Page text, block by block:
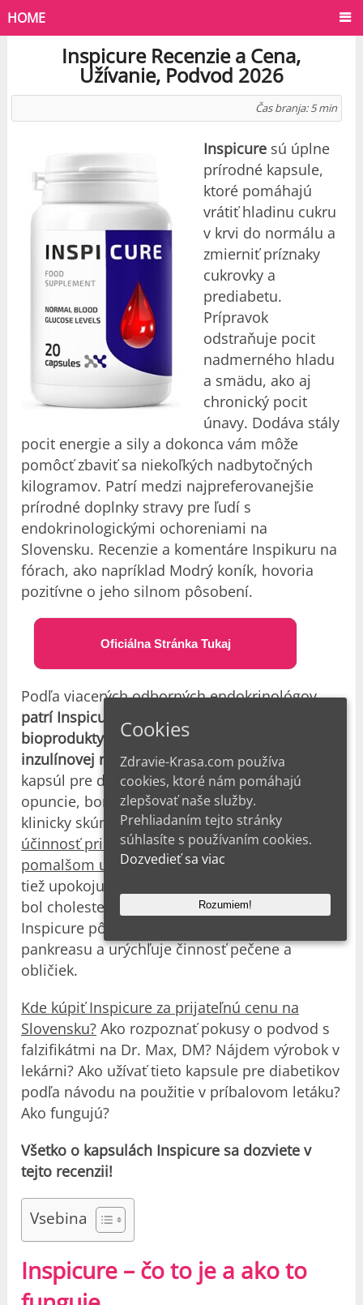
HOME
Inspicure Recenzie a Cena,
Užívanie, Podvod 2026
Čas branja: 5 min
Inspicuresú úplne
prírodné kapsule,
ktoré pomáhajú
vrátiť hladinu cukru
v krvi do normálu a
zmierniť príznaky
cukrovky a
prediabetu.
Prípravok
odstraňuje pocit
nadmerného hladu
a smädu, ako aj
chronický pocit
únavy. Dodáva stály
pocit energie a sily a dokonca vám môže
pomôcť zbaviť sa niekoľkých nadbytočných
kilogramov. Patrí medzi najpreferovanejšie
prírodné doplnky stravy pre ľudí s
endokrinologickými ochoreniami na
Slovensku. Recenzie a komentáre Inspikuru na
fórach, ako napríklad Modrý koník, hovoria
pozitívne o jeho silnom pôsobení.
Oficiálna Stránka Tukaj
Podľa viacerých odborných endokrinológov
patrí Inspicure medzi najúčinnejšie
bioprodukty na pomoc organizmu pri
inzulínovej rezistencii. Zloženie organických
kapsúl pre diabetikov zahŕňa výťažky z opuncie
opuncie, borievky a gimnemy silvestre. Boli
klinicky skúmané a majú preukázanú93%
účinnosť pri zlepšovaní tvorby inzulínu a
pomalšom uvoľňovaní glukózy do krvi
tiež upokojujú krvný tlak a zabezpečujú, aby
bol cholesterol v normálnom rozmedzí.
Inspicure pôsobí na regeneráciu Beta buniek
pankreasu a urýchľuje činnosť pečene a
obličiek.
Kde kúpiť Inspicure za prijateľnú cenu na
Slovensku? Ako rozpoznať pokusy o podvod s
falzifikátmi na Dr. Max, DM? Nájdem výrobok v
lekárni? Ako užívať tieto kapsule pre diabetikov
podľa návodu na použitie v príbalovom letáku?
Ako fungujú?
Všetko o kapsulách Inspicure sa dozviete v
tejto recenzii!
Vsebina
Inspicure – čo to je a ako to
Cookies
Zdravie-Krasa.com používa
cookies, ktoré nám pomáhajú
zlepšovať naše služby.
Prehliadaním tejto stránky
súhlasíte s používaním cookies.
Dozvedieť sa viac
Rozumiem!